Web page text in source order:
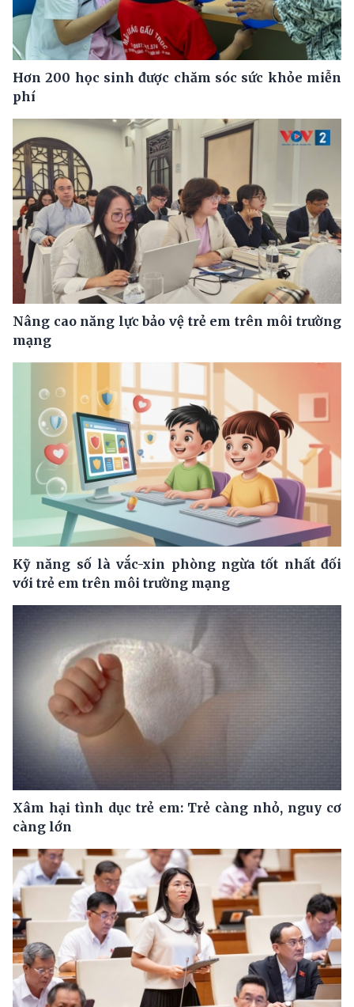
Hơn 200 học sinh được chăm sóc sức khỏe miễn
phí
Nâng cao năng lực bảo vệ trẻ em trên môi trường
mạng
Kỹ năng số là vắc-xin phòng ngừa tốt nhất đối
với trẻ em trên môi trường mạng
Xâm hại tình dục trẻ em: Trẻ càng nhỏ, nguy cơ
càng lớn